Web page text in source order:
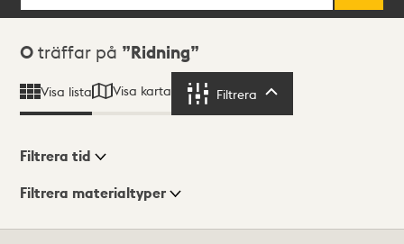
Sökresultat
0 träffar på Ridning
Visa lista Visa karta Filtrera
Visningsläge
Filtrera tid
Filtrera materialtyper